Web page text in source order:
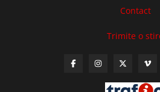
Contact
Trimite o